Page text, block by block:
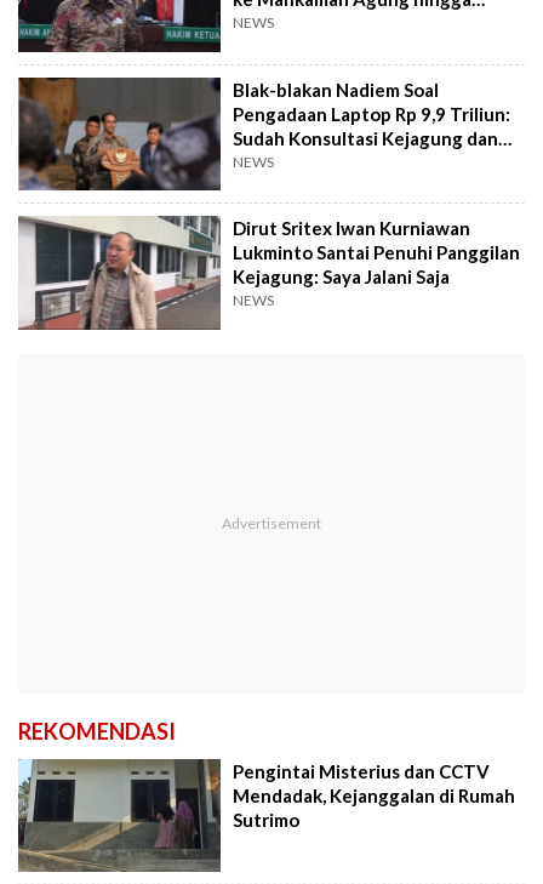
Masyarakat
NEWS
Blak-blakan Nadiem Soal
Pengadaan Laptop Rp 9,9 Triliun:
Sudah Konsultasi Kejagung dan
KPPU
NEWS
Dirut Sritex Iwan Kurniawan
Lukminto Santai Penuhi Panggilan
Kejagung: Saya Jalani Saja
NEWS
REKOMENDASI
Pengintai Misterius dan CCTV
Mendadak, Kejanggalan di Rumah
Sutrimo